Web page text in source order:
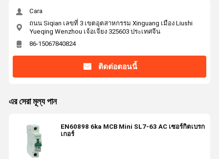
Cara
ถนน Siqian เลขที่ 3 เขตอุตสาหกรรม Xinguang เมือง Liushi
Yueqing Wenzhou เจ้อเจียง 325603 ประเทศจีน
86-15067840824
ติดต่อตอนนี้
এর সেরা মূল্য পান
EN60898 6ka MCB Mini SL7-63 AC เซอร์กิตเบรก
เกอร์